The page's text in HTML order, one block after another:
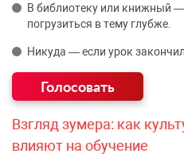
В библиотеку или книжный
погрузиться в тему глубже.
Никуда — если урок
Взгляд зумера: как
влияют на обучение